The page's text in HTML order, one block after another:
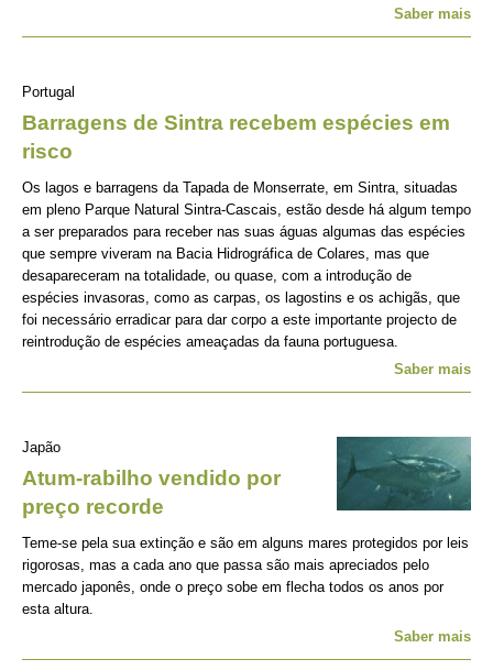
Saber mais
Portugal
Barragens de Sintra recebem espécies em
risco
Os lagos e barragens da Tapada de Monserrate, em Sintra, situadas
em pleno Parque Natural Sintra-Cascais, estão desde há algum tempo
a ser preparados para receber nas suas águas algumas das espécies
que sempre viveram na Bacia Hidrográfica de Colares, mas que
desapareceram na totalidade, ou quase, com a introdução de
espécies invasoras, como as carpas, os lagostins e os achigãs, que
foi necessário erradicar para dar corpo a este importante projecto de
reintrodução de espécies ameaçadas da fauna portuguesa.
Saber mais
Japão
Atum-rabilho vendido por
preço recorde
Teme-se pela sua extinção e são em alguns mares protegidos por leis
rigorosas, mas a cada ano que passa são mais apreciados pelo
mercado japonês, onde o preço sobe em flecha todos os anos por
esta altura.
Saber mais